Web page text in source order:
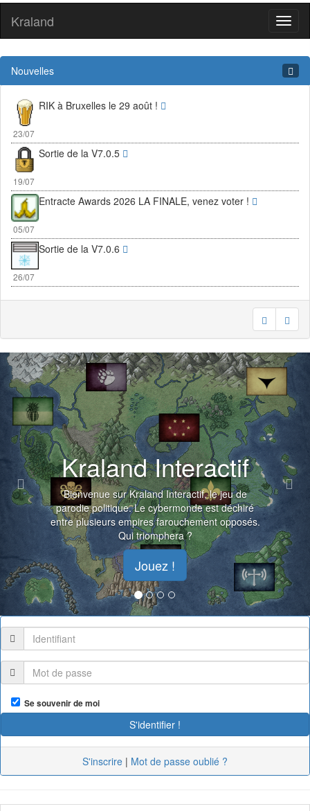
Kraland
Nouvelles
23/07
RIK à Bruxelles le 29 août !
19/07
Sortie de la V7.0.5
05/07
Entracte Awards 2026 LA FINALE, venez voter !
26/07
Sortie de la V7.0.6
Kraland Interactif
Bienvenue sur Kraland Interactif, le jeu de
parodie politique. Le cybermonde est déchiré
entre plusieurs empires farouchement opposés.
Qui triomphera ?
Jouez !
Previous
Se souvenir de moi
S'inscrire | Mot de passe oublié ?